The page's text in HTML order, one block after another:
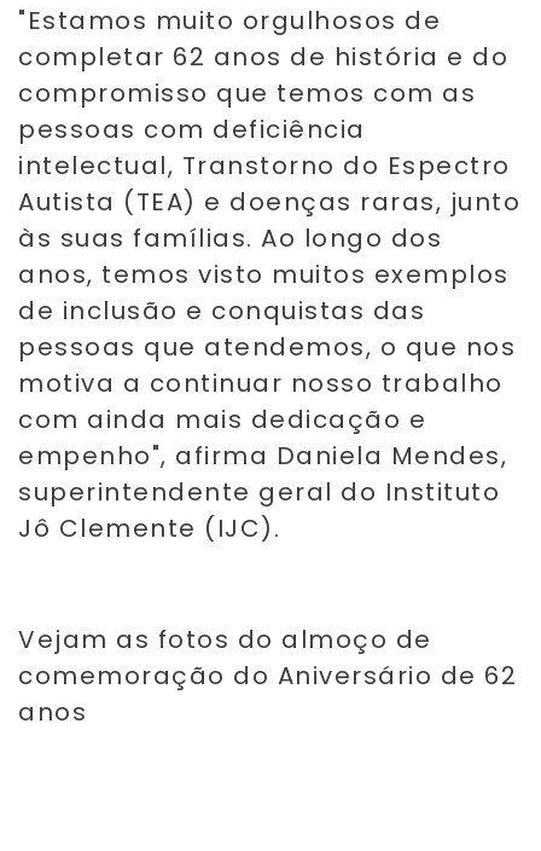
"Estamos muito orgulhosos de
completar 62 anos de história e do
compromisso que temos com as
pessoas com deficiência
intelectual, Transtorno do Espectro
Autista (TEA) e doenças raras, junto
às suas famílias. Ao longo dos
anos, temos visto muitos exemplos
de inclusão e conquistas das
pessoas que atendemos, o que nos
motiva a continuar nosso trabalho
com ainda mais dedicação e
empenho", afirma Daniela Mendes,
superintendente geral do Instituto
Jô Clemente (IJC).
Vejam as fotos do almoço de
comemoração do Aniversário de 62
anos